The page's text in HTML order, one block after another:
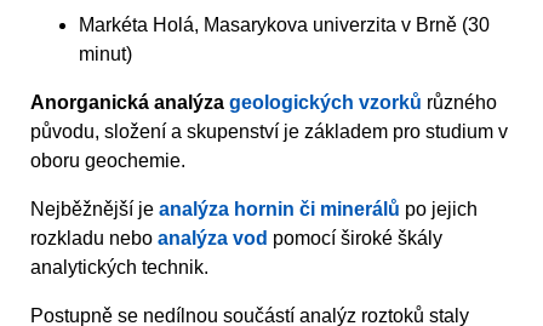
Markéta Holá, Masarykova univerzita v Brně (30
minut)
Anorganická analýza geologických vzorků různého
původu, složení a skupenství je základem pro studium v
oboru geochemie.
Nejběžnější je analýza hornin či minerálů po jejich
rozkladu nebo analýza vod pomocí široké škály
analytických technik.
Postupně se nedílnou součástí analýz roztoků staly